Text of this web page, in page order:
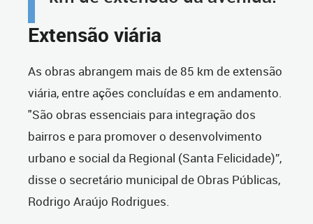
Extensão viária
As obras abrangem mais de 85 km de extensão
viária, entre ações concluídas e em andamento.
"São obras essenciais para integração dos
bairros e para promover o desenvolvimento
urbano e social da Regional (Santa Felicidade)”,
disse o secretário municipal de Obras Públicas,
Rodrigo Araújo Rodrigues.